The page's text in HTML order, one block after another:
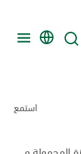
استمع